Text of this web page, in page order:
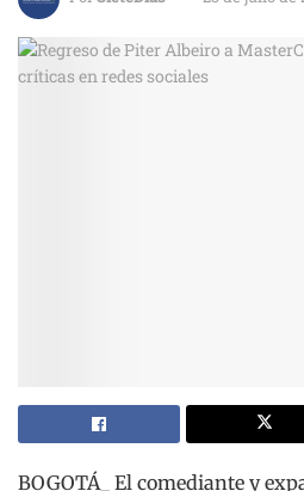
BOGOTÁ_ El comediante y